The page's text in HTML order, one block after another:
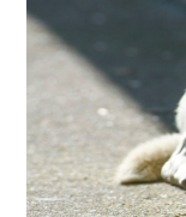
content